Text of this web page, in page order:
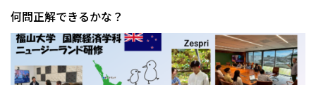
何問正解できるかな？